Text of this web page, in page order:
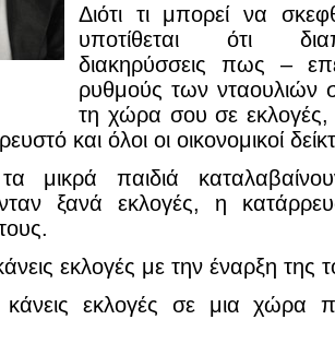
Διότι τι μπορεί να
υποτίθεται ότι
διακηρύσσεις πως –
ρυθμούς των νταουλιών
τη χώρα σου σε εκλογές,
και όλοι οι οικονομικοί
μικρά παιδιά
ξανά εκλογές, η
εκλογές με την έναρξη της
εκλογές σε μια χώρα